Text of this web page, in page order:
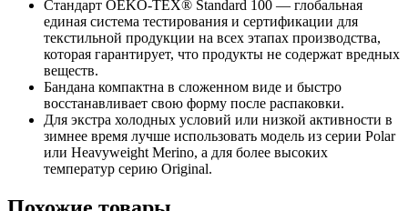
Стандарт OEKO-TEX® Standard 100 — глобальная
единая система тестирования и сертификации для
текстильной продукции на всех этапах производства,
которая гарантирует, что продукты не содержат вредных
веществ.
Бандана компактна в сложенном виде и быстро
восстанавливает свою форму после распаковки.
Для экстра холодных условий или низкой активности в
зимнее время лучше использовать модель из серии Polar
или Heavyweight Merino, а для более высоких
температур серию Original.